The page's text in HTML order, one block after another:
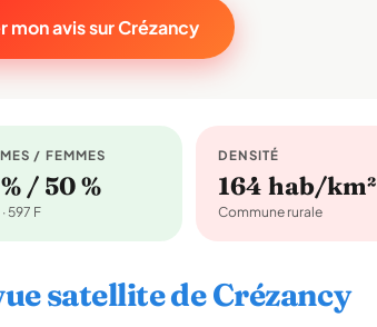
mon avis sur Crézancy
/ FEMMES
/ 50 %
597 F
DENSITÉ
164 hab/km²
Commune rurale
satellite de Crézancy